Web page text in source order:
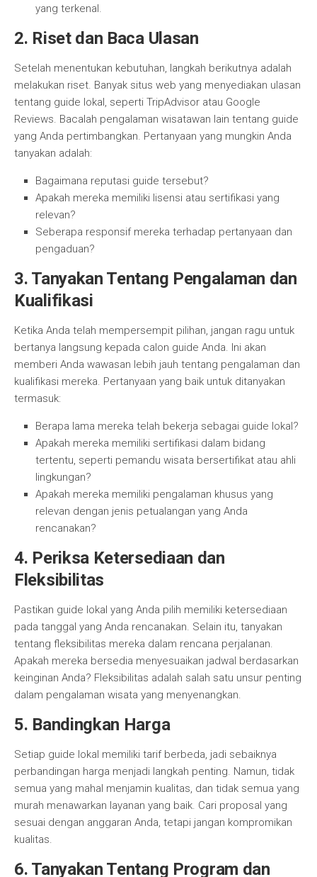
yang terkenal.
2. Riset dan Baca Ulasan
Setelah menentukan kebutuhan, langkah berikutnya adalah
melakukan riset. Banyak situs web yang menyediakan ulasan
tentang guide lokal, seperti TripAdvisor atau Google
Reviews. Bacalah pengalaman wisatawan lain tentang guide
yang Anda pertimbangkan. Pertanyaan yang mungkin Anda
tanyakan adalah:
Bagaimana reputasi guide tersebut?
Apakah mereka memiliki lisensi atau sertifikasi yang
relevan?
Seberapa responsif mereka terhadap pertanyaan dan
pengaduan?
3. Tanyakan Tentang Pengalaman dan
Kualifikasi
Ketika Anda telah mempersempit pilihan, jangan ragu untuk
bertanya langsung kepada calon guide Anda. Ini akan
memberi Anda wawasan lebih jauh tentang pengalaman dan
kualifikasi mereka. Pertanyaan yang baik untuk ditanyakan
termasuk:
Berapa lama mereka telah bekerja sebagai guide lokal?
Apakah mereka memiliki sertifikasi dalam bidang
tertentu, seperti pemandu wisata bersertifikat atau ahli
lingkungan?
Apakah mereka memiliki pengalaman khusus yang
relevan dengan jenis petualangan yang Anda
rencanakan?
4. Periksa Ketersediaan dan
Fleksibilitas
Pastikan guide lokal yang Anda pilih memiliki ketersediaan
pada tanggal yang Anda rencanakan. Selain itu, tanyakan
tentang fleksibilitas mereka dalam rencana perjalanan.
Apakah mereka bersedia menyesuaikan jadwal berdasarkan
keinginan Anda? Fleksibilitas adalah salah satu unsur penting
dalam pengalaman wisata yang menyenangkan.
5. Bandingkan Harga
Setiap guide lokal memiliki tarif berbeda, jadi sebaiknya
perbandingan harga menjadi langkah penting. Namun, tidak
semua yang mahal menjamin kualitas, dan tidak semua yang
murah menawarkan layanan yang baik. Cari proposal yang
sesuai dengan anggaran Anda, tetapi jangan kompromikan
kualitas.
6. Tanyakan Tentang Program dan